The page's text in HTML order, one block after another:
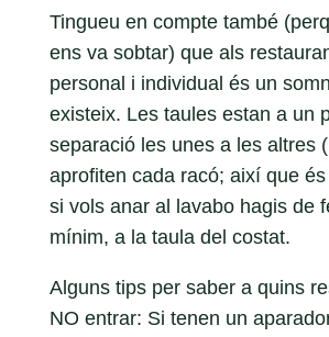
Tingueu en compte també
ens va sobtar) que als
personal i individual és un
existeix. Les taules estan a un
separació les unes a les altres
aprofiten cada racó; així que
si vols anar al lavabo hagis de
mínim, a la taula del costat.
Alguns tips per saber a quins
NO entrar: Si tenen un